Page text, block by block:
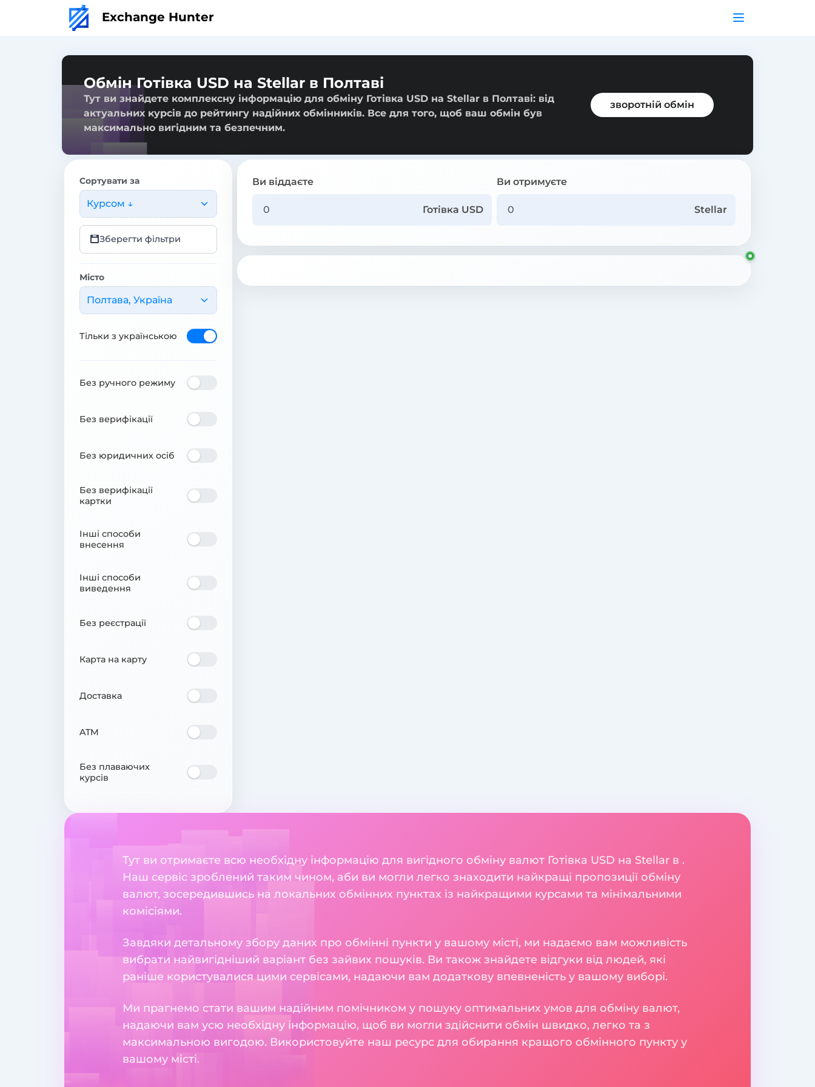
Exchange Hunter
Обмін Готівка USD на Stellar в Полтаві
Тут ви знайдете комплексну інформацію для обміну Готівка USD на Stellar в Полтаві: від
актуальних курсів до рейтингу надійних обмінників. Все для того, щоб ваш обмін був
максимально вигідним та безпечним.
зворотній обмін
Сортувати за
Курсом ↓
Зберегти фільтри
Місто
Полтава, Україна
Тільки з українською
Без ручного режиму
Без верифікації
Без юридичних осіб
Без верифікації
картки
Інші способи
внесення
Інші способи
виведення
Без реєстрації
Карта на карту
Доставка
ATM
Без плаваючих
курсів
Ви віддаєте
Готівка USD
Ви отримуєте
Stellar
Тут ви отримаєте всю необхідну інформацію для вигідного обміну валют Готівка USD на Stellar в .
Наш сервіс зроблений таким чином, аби ви могли легко знаходити найкращі пропозиції обміну
валют, зосередившись на локальних обмінних пунктах із найкращими курсами та мінімальними
комісіями.
Завдяки детальному збору даних про обмінні пункти у вашому місті, ми надаємо вам можливість
вибрати найвигідніший варіант без зайвих пошуків. Ви також знайдете відгуки від людей, які
раніше користувалися цими сервісами, надаючи вам додаткову впевненість у вашому виборі.
Ми прагнемо стати вашим надійним помічником у пошуку оптимальних умов для обміну валют,
надаючи вам усю необхідну інформацію, щоб ви могли здійснити обмін швидко, легко та з
максимальною вигодою. Використовуйте наш ресурс для обирання кращого обмінного пункту у
вашому місті.